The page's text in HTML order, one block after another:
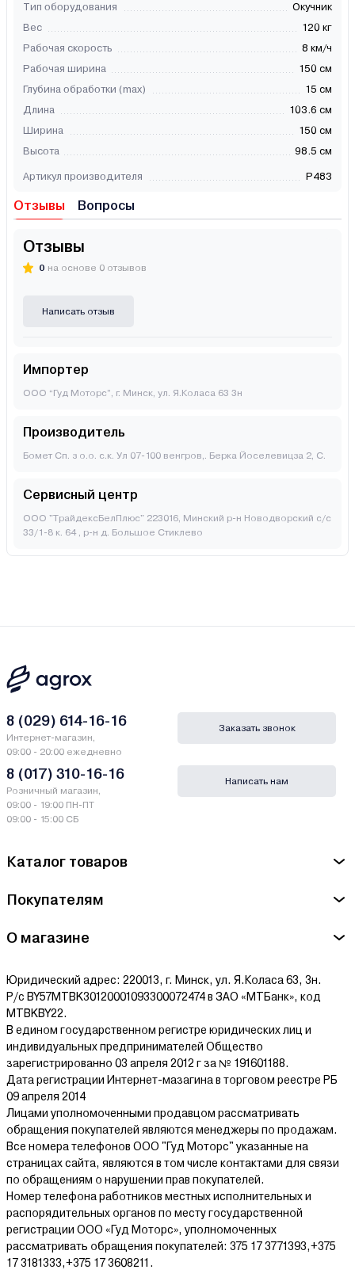
Тип оборудования
Окучник
Вес
120 кг
Рабочая скорость
8 км/ч
Рабочая ширина
150 см
Глубина обработки (max)
15 см
Длина
103.6 см
Ширина
150 см
Высота
98.5 см
Артикул производителя Р483
Отзывы Вопросы
Отзывы
0 на основе 0 отзывов
Написать отзыв
Импортер
ООО “Гуд Моторс”, г. Минск, ул. Я.Коласа 63 3н
Производитель
Бомет Сп. з о.о. с.к. Ул 07-100 венгров,. Берка Йоселевицза 2, С.
Сервисный центр
ООО "ТрайдексБелПлюс" 223016, Минский р-н Новодворский с/с
33/1-8 к. 64 , р-н д. Большое Стиклево
Каталог товаров
Покупателям
О магазине
Юридический адрес: 220013, г. Минск, ул. Я.Коласа 63, 3н.
Р/с BY57MTBK30120001093300072474 в ЗАО «МТБанк», код
MTBKBY22.
В едином государственном регистре юридических лиц и
индивидуальных предпринимателей Общество
зарегистрированно 03 апреля 2012 г за № 191601188.
Дата регистрации Интернет-мазагина в торговом реестре РБ
09 апреля 2014
Лицами уполномоченными продавцом рассматривать
обращения покупателей являются менеджеры по продажам.
Все номера телефонов ООО "Гуд Моторс" указанные на
страницах сайта, являются в том числе контактами для связи
по обращениям о нарушении прав покупателей.
Номер телефона работников местных исполнительных и
распорядительных органов по месту государственной
регистрации ООО «Гуд Моторс», уполномоченных
рассматривать обращения покупателей: 375 17 3771393,+375
17 3181333,+375 17 3608211.
8 (029) 614-16-16
Интернет-магазин,
09:00 - 20:00 ежедневно
8 (017) 310-16-16
Розничный магазин,
09:00 - 19:00 ПН-ПТ
09:00 - 15:00 СБ
Заказать звонок
Написать нам